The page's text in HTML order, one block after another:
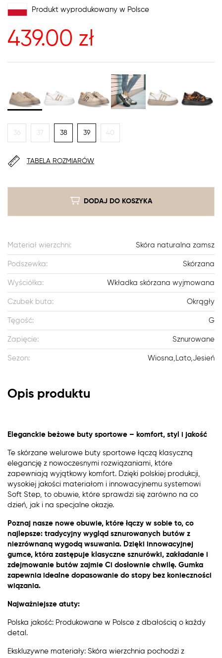
Produkt wyprodukowany w Polsce
439.00 zł
36 37 38 39 40
TABELA ROZMIARÓW
DODAJ DO KOSZYKA
Materiał wierzchni: Skóra naturalna zamsz
Podszewka: Skórzana
Wyściółka: Wkładka skórzana wyjmowana
Czubek buta: Okrągły
Tęgość: G
Zapięcie: Sznurowane
Sezon: Wiosna,Lato,Jesień
Opis produktu
Eleganckie beżowe buty sportowe – komfort, styl i jakość
Te skórzane welurowe buty sportowe łączą klasyczną
elegancję z nowoczesnymi rozwiązaniami, które
zapewniają wyjątkowy komfort. Dzięki polskiej produkcji,
wysokiej jakości materiałom i innowacyjnemu systemowi
Soft Step, to obuwie, które sprawdzi się zarówno na co
dzień, jak i na specjalne okazje.
Poznaj nasze nowe obuwie, które łączy w sobie to, co
najlepsze: tradycyjny wygląd sznurowanych butów z
niezrównaną wygodą wsuwania. Dzięki innowacyjnej
gumce, która zastępuje klasyczne sznurówki, zakładanie i
zdejmowanie butów zajmie Ci dosłownie chwilę. Gumka
zapewnia idealne dopasowanie do stopy bez konieczności
wiązania.
Najważniejsze atuty:
Polska jakość: Produkowane w Polsce z dbałością o każdy
detal.
Ekskluzywne materiały: Skóra wierzchnia pochodzi z